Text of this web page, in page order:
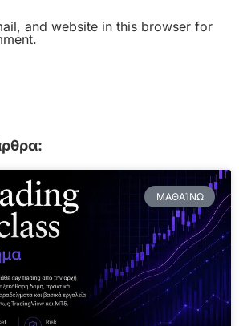
and website in this browser for
ΜΑΘΑΊΝΩ